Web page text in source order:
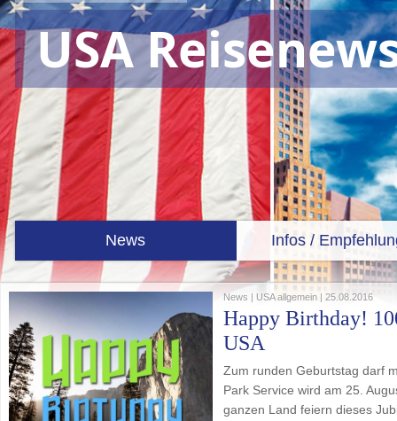
USA
News Infos /
News | USA allgemein | 25.08.2016
Happy Birthday!
USA
Zum runden Geburtstag darf
Park Service wird am 25.
ganzen Land feiern dieses